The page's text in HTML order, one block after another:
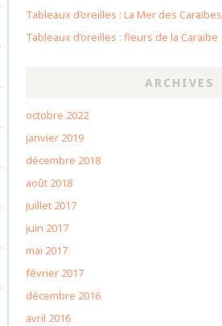
Tableaux d’oreilles : La Mer des Caraïbes
Tableaux d’oreilles : fleurs de la Caraibe
ARCHIVES
octobre 2022
janvier 2019
décembre 2018
août 2018
juillet 2017
juin 2017
mai 2017
février 2017
décembre 2016
avril 2016